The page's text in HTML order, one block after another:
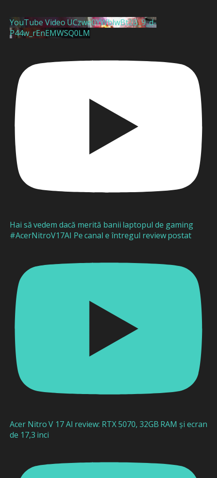
YouTube Video UCzwe0YWblwBt2B_9_d-
P44w_rEnEMWSQ0LM
Hai să vedem dacă merită banii laptopul de gaming
#AcerNitroV17AI Pe canal e întregul review postat
Acer Nitro V 17 AI review: RTX 5070, 32GB RAM și ecran
de 17,3 inci